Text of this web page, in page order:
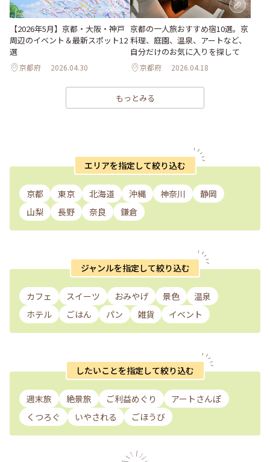
【2026年5月】京都・大阪・神戸
周辺のイベント＆最新スポット12
選
京都府 2026.04.30
京都の一人旅おすすめ宿10選。京
料理、庭園、温泉、アートなど、
自分だけのお気に入りを探して
京都府 2026.04.18
もっとみる
エリアを指定して絞り込む
京都 東京 北海道 沖縄 神奈川
静岡
山梨
長野 奈良 鎌倉
ジャンルを指定して絞り込む
カフェ スイーツ おみやげ 景色
温泉
ホテル
ごはん パン 雑貨 イベント
したいことを指定して絞り込む
週末旅 絶景旅 ご利益めぐり
アートさんぽ
くつろぐ
いやされる ごほうび